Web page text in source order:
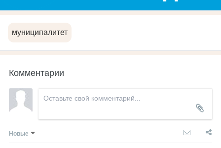
муниципалитет
Комментарии
Новые